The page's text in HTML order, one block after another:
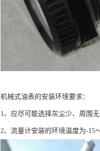
机械式油表的安装环境要求：
1、应尽可能选择灰尘少、周围
2、流量计安装的环境温度为-15～